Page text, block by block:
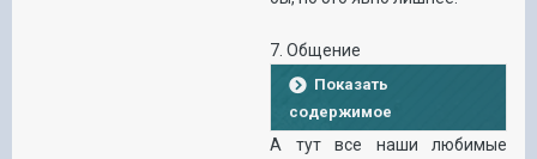
7. Общение
Показать
содержимое
А тут все наши любимые